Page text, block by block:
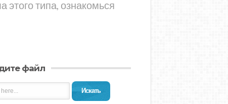
типа, ознакомься
файл
Искать